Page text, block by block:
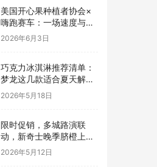
美国开心果种植者协会×
嗨跑赛车：一场速度与能
量的跨界碰撞
2026年6月3日
巧克力冰淇淋推荐清单：
梦龙这几款适合夏天解馋
又不腻
2026年5月18日
限时促销，多城路演联
动，新奇士晚季脐橙上线
本来生活
2026年5月12日